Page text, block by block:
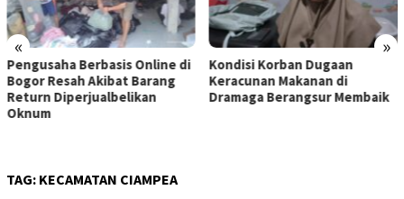
« »
Pengusaha Berbasis Online di
Bogor Resah Akibat Barang
Return Diperjualbelikan
Oknum
‎Kondisi Korban Dugaan
Keracunan Makanan di
Dramaga Berangsur Membaik ‎
TAG: KECAMATAN CIAMPEA